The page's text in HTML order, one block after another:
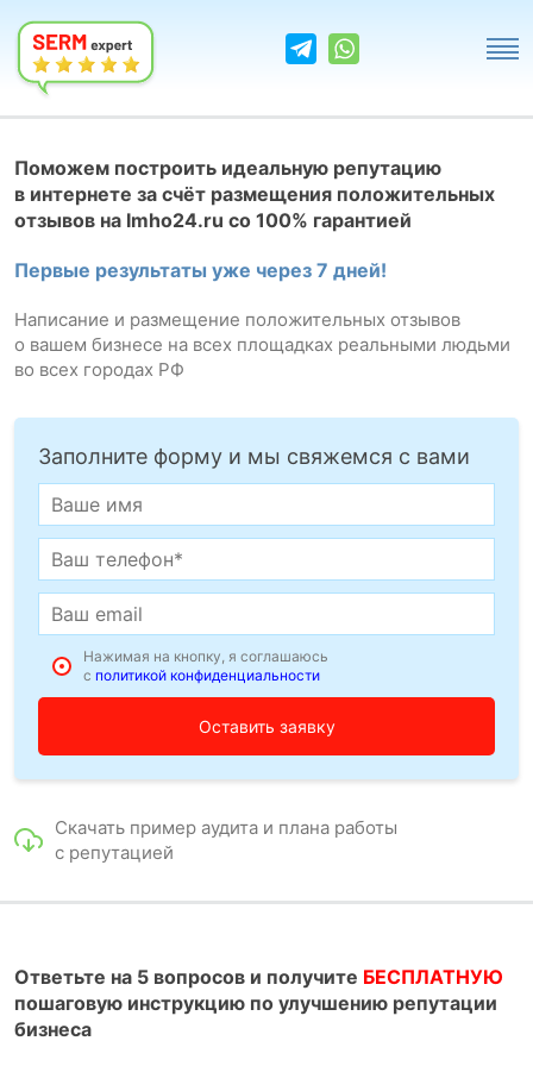
Поможем построить идеальную репутацию
в интернете за счёт размещения положительных
отзывов на Imho24.ru со 100% гарантией
Первые результаты уже через 7 дней!
Написание и размещение положительных отзывов
о вашем бизнесе на всех площадках реальными людьми
во всех городах РФ
Заполните форму и мы свяжемся с вами
Нажимая на кнопку, я соглашаюсь
с политикой конфиденциальности
Скачать пример аудита и плана работы
с репутацией
Ответьте на 5 вопросов и получите БЕСПЛАТНУЮ
пошаговую инструкцию по улучшению репутации
бизнеса